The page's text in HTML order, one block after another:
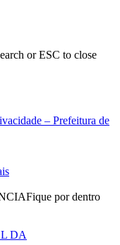
or ESC to close
– Prefeitura de
Fique por dentro
DA